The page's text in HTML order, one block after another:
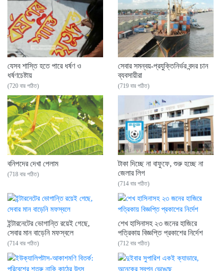
যেসব শাস্তি হতে পারে ধর্ষণ ও
ধর্ষণচেষ্টায়
(720 বার পঠিত)
সেবার সমন্বয়-প্রযুক্তিনির্ভর বন্দর চান
ব্যবসায়ীরা
(719 বার পঠিত)
বনিপদের দেখা পেলাম
(718 বার পঠিত)
টাকা দিচ্ছে না বাফুফে, শুরু হচ্ছে না
জেলার লিগ
(714 বার পঠিত)
ইন্টারনেটের ভোগান্তি রয়েই গেছে,
সেবার মান বাড়েনি মফস্বলে
(714 বার পঠিত)
শেখ হাসিনাসহ ২৩ জনের হাজিরে
পত্রিকায় বিজ্ঞপ্তি প্রকাশের নির্দেশ
(712 বার পঠিত)